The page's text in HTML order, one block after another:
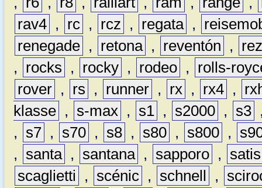
rav4 , rc , rcz , regata ,
renegade , retona , reventón ,
,
rocks , rocky , rodeo ,
rolls-
rover , rs , runner , rx , rx4 ,
klasse , s-max , s1 , s2000 , s3
,
s7 , s70 , s8 , s80 , s800 ,
,
santa , santana , sapporo ,
satis
scaglietti
, scénic , schnell ,